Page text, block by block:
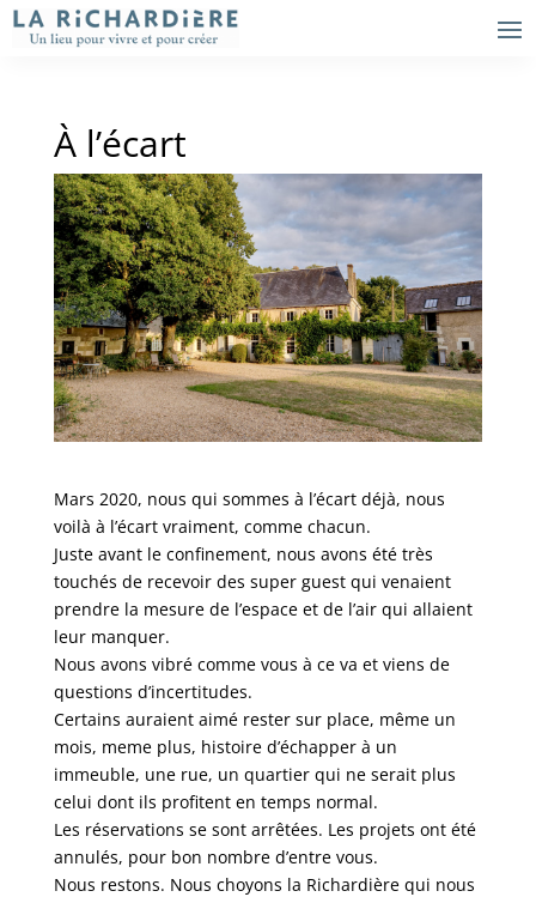
À l’écart
Mars 2020, nous qui sommes à l’écart déjà, nous
voilà à l’écart vraiment, comme chacun.
Juste avant le confinement, nous avons été très
touchés de recevoir des super guest qui venaient
prendre la mesure de l’espace et de l’air qui allaient
leur manquer.
Nous avons vibré comme vous à ce va et viens de
questions d’incertitudes.
Certains auraient aimé rester sur place, même un
mois, meme plus, histoire d’échapper à un
immeuble, une rue, un quartier qui ne serait plus
celui dont ils profitent en temps normal.
Les réservations se sont arrêtées. Les projets ont été
annulés, pour bon nombre d’entre vous.
Nous restons. Nous choyons la Richardière qui nous